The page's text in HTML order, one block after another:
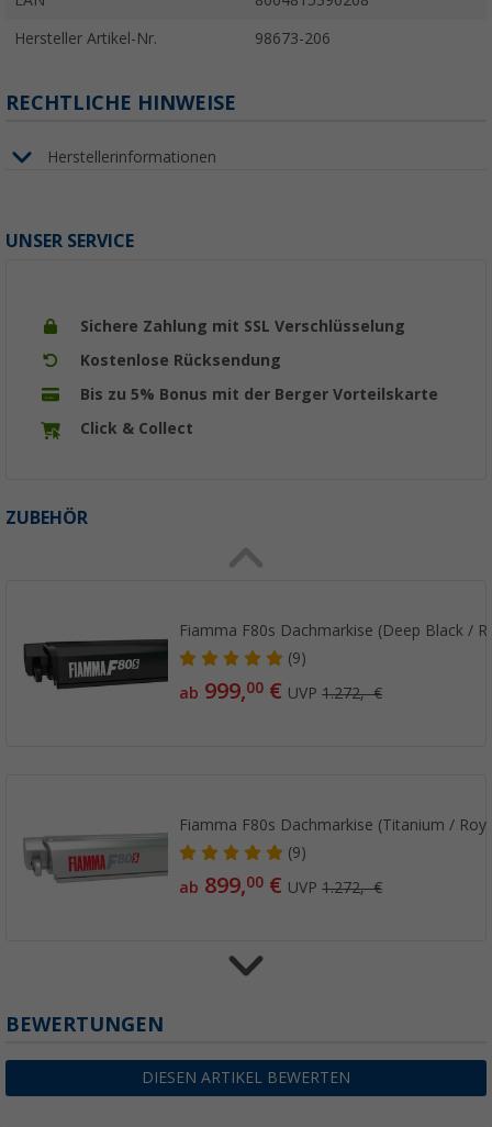
Hersteller Artikel-Nr. 98673-206
RECHTLICHE HINWEISE
Herstellerinformationen
UNSER SERVICE
Sichere Zahlung mit SSL Verschlüsselung
Kostenlose Rücksendung
Bis zu 5% Bonus mit der Berger Vorteilskarte
Click & Collect
ZUBEHÖR
Fiamma F80s Dachmarkise (Deep Black /
(9)
ab 999,00 € UVP1.272,- €
Fiamma F80s Dachmarkise (Titanium /
(9)
ab 899,00 € UVP1.272,- €
ab 1.585, 00€UVP2.000,- €
BEWERTUNGEN
DIESEN ARTIKEL BEWERTEN